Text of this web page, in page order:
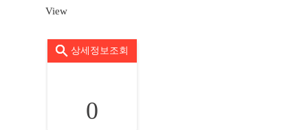
View
상세정보조회
0